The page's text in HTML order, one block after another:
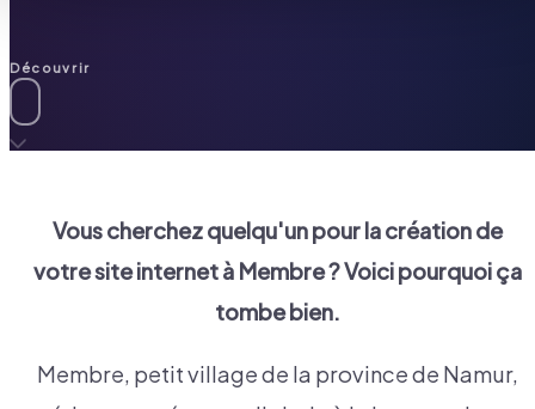
Découvrir
Vous cherchez quelqu'un pour la création de
votre site internet à Membre? Voici pourquoi ça
tombe bien.
Membre, petit village de la province de Namur,